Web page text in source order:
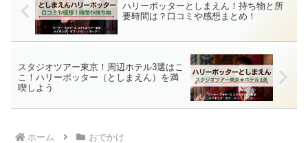
ハリーポッターとしまえん！持ち物と所
要時間は？口コミや感想まとめ！
スタジオツアー東京！周辺ホテル3選はこ
こ！ハリーポッター（としまえん）を満
喫しよう
ホーム おでかけ